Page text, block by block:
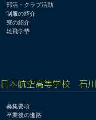
部活・クラブ活動
制服の紹介
寮の紹介
雄飛学塾
日本航空高等学校 石川
募集要項
卒業後の進路